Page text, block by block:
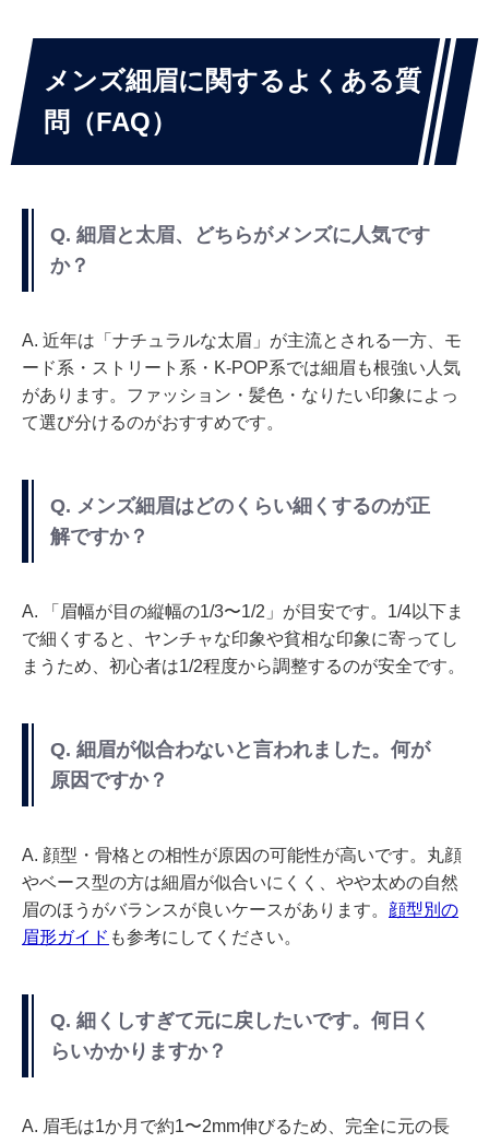
メンズ細眉に関するよくある質
問（FAQ）
Q. 細眉と太眉、どちらがメンズに人気です
か？
A. 近年は「ナチュラルな太眉」が主流とされる一方、モ
ード系・ストリート系・K-POP系では細眉も根強い人気
があります。ファッション・髪色・なりたい印象によっ
て選び分けるのがおすすめです。
Q. メンズ細眉はどのくらい細くするのが正
解ですか？
A. 「眉幅が目の縦幅の1/3〜1/2」が目安です。1/4以下ま
で細くすると、ヤンチャな印象や貧相な印象に寄ってし
まうため、初心者は1/2程度から調整するのが安全です。
Q. 細眉が似合わないと言われました。何が
原因ですか？
A. 顔型・骨格との相性が原因の可能性が高いです。丸顔
やベース型の方は細眉が似合いにくく、やや太めの自然
眉のほうがバランスが良いケースがあります。 顔型別の
眉形ガイド も参考にしてください。
Q. 細くしすぎて元に戻したいです。何日く
らいかかりますか？
A. 眉毛は1か月で約1〜2mm伸びるため、完全に元の長